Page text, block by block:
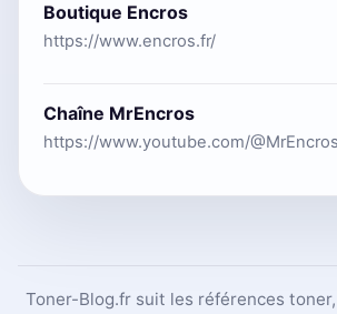
Boutique Encros
https://www.encros.fr/
Chaîne MrEncros
https://www.youtube.com/@MrEncros
Toner-Blog.fr suit les références